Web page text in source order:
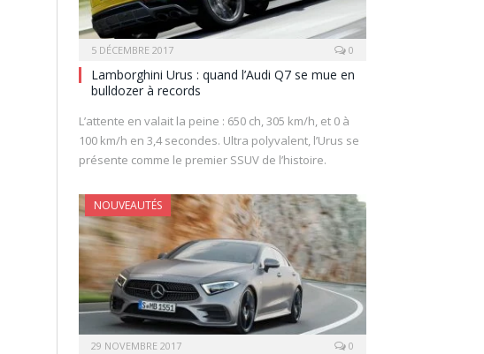
5 DÉCEMBRE 2017 0
Lamborghini Urus : quand l’Audi Q7 se mue en
bulldozer à records
L’attente en valait la peine : 650 ch, 305 km/h, et 0 à
100 km/h en 3,4 secondes. Ultra polyvalent, l’Urus se
présente comme le premier SSUV de l’histoire.
NOUVEAUTÉS
29 NOVEMBRE 2017 0